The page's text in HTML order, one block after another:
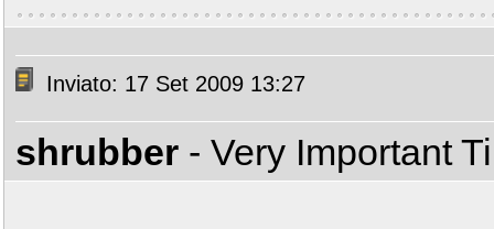
Inviato: 17 Set 2009 13:27
shrubber - Very Important